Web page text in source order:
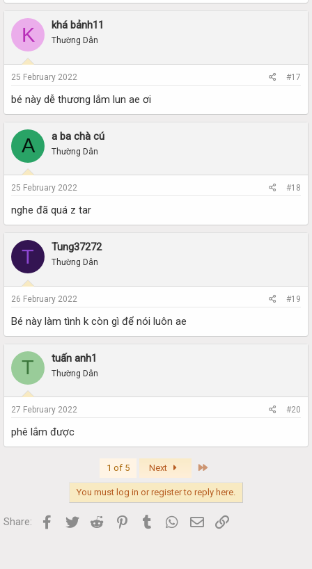
K khá bảnh11
Thường Dân
25 February 2022 #17
bé này dễ thương lắm lun ae ơi
A a ba chà cú
Thường Dân
25 February 2022 #18
nghe đã quá z tar
T Tung37272
Thường Dân
26 February 2022 #19
Bé này làm tình k còn gì để nói luôn ae
T tuấn anh1
Thường Dân
27 February 2022 #20
phê lắm được
1 of 5 Next
You must log in or register to reply here.
Share: Facebook
Twitter Reddit PinterestTumblr WhatsApp
Email